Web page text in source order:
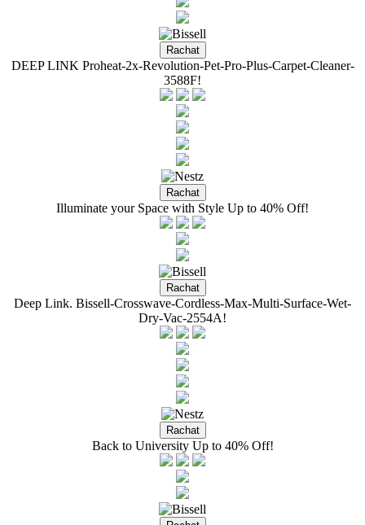
DEEP LINK Proheat-2x-Revolution-Pet-Pro-Plus-Carpet-Cleaner-
3588F!
Illuminate your Space with Style Up to 40% Off!
Deep Link. Bissell-Crosswave-Cordless-Max-Multi-Surface-Wet-
Dry-Vac-2554A!
Back to University Up to 40% Off!